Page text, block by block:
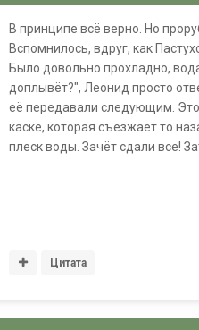
В принципе всё верно. Но
Вспомнилось, вдруг, как
Было довольно прохладно,
доплывёт?", Леонид просто
её передавали следующим. Это
каске, которая съезжает то
плеск воды. Зачёт сдали все!
Цитата